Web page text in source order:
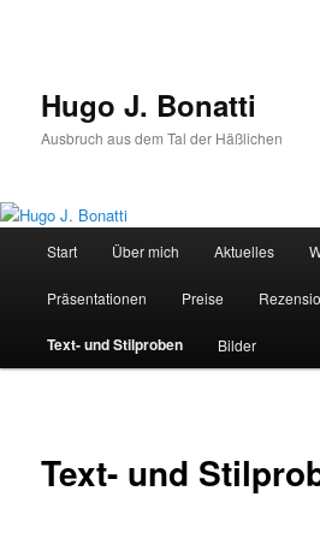
Hugo J. Bonatti
Ausbruch aus dem Tal der Häßlichen
Start Über mich Aktuelles
Präsentationen Preise
Text- und Stilproben Bilder
Text- und